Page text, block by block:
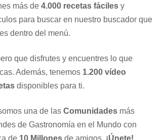
más de 4.000 recetas fácilesy
para buscar en nuestro buscador que
dentro del menú.
que disfrutes y encuentres lo que
Además, tenemos 1.200 vídeo
disponibles para ti.
una de las Comunidadesmás
de Gastronomía en el Mundo con
de 10 Millonesde amigos. ¡Únete!